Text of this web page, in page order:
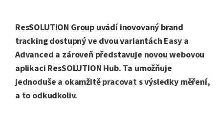
ResSOLUTION Group uvádí inovovaný brand
tracking dostupný ve dvou variantách Easy a
Advanced a zároveň představuje novou webovou
aplikaci ResSOLUTION Hub. Ta umožňuje
jednoduše a okamžitě pracovat s výsledky měření,
a to odkudkoliv.